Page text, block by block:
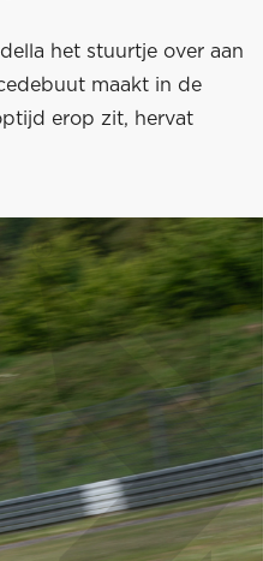
het stuurtje over aan
maakt in de
erop zit, hervat